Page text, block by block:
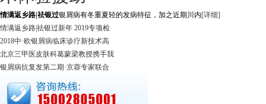
情满返乡路|祛银过银屑病有冬重夏轻的发病特征，加之近期川内[详细]
情满返乡路|祛银过新年 2019专项检
2018中·欧银屑病临床诊疗新技术高
北京三甲医皮肤科葛蒙梁教授携手我
银屑病抗复发第二期·京蓉专家联合